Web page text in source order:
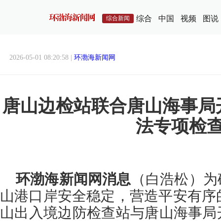
综合新闻 综合 中国 视频 图说
2026-05-01 08:20:58 | 环渤海新闻网
唐山边检站联合唐山海事
法专项检
环渤海新闻网消息 （白浩松）
山港口岸安全稳定，营造平安有
山出入境边防检查站与唐山海事